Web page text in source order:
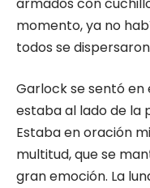
momento, ya no
todos se
Garlock se sentó
estaba al lado de la
Estaba en oración
multitud, que se
gran emoción. La